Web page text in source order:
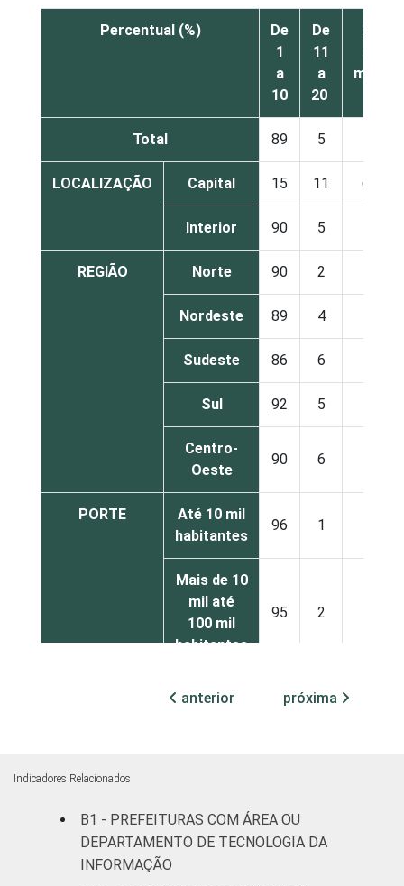
Percentual (%)
De
1
a
10
De
11
a
20
21
ou
mais
Total 89 5
LOCALIZAÇÃO Capital 15 11 66
Interior 90 5
REGIÃO Norte 90 2
Nordeste 89 4
Sudeste 86 6
Sul 92 5
Centro-
Oeste
90 6
PORTE
Até 10 mil
habitantes
96 1
Mais de 10
mil até
100 mil
habitantes
95 2
Mais de
Mais de
500 mil
10 5
anterior próxima
Indicadores Relacionados
B1 - PREFEITURAS COM ÁREA OU
DEPARTAMENTO DE TECNOLOGIA DA
INFORMAÇÃO